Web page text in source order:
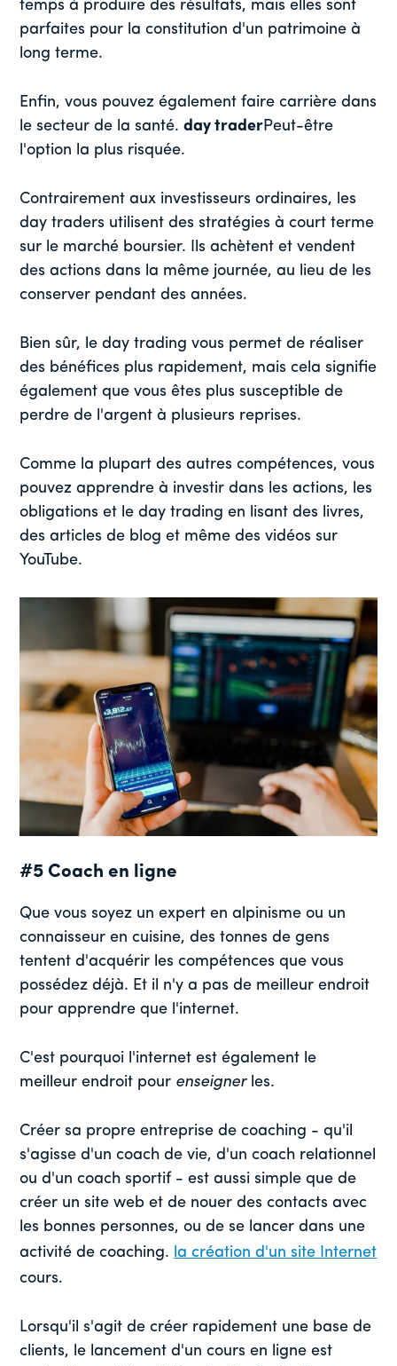
temps à produire des résultats, mais elles sont
parfaites pour la constitution d'un patrimoine à
long terme.
Enfin, vous pouvez également faire carrière dans
le secteur de la santé.day traderPeut-être
l'option la plus risquée.
Contrairement aux investisseurs ordinaires, les
day traders utilisent des stratégies à court terme
sur le marché boursier. Ils achètent et vendent
des actions dans la même journée, au lieu de les
conserver pendant des années.
Bien sûr, le day trading vous permet de réaliser
des bénéfices plus rapidement, mais cela signifie
également que vous êtes plus susceptible de
perdre de l'argent à plusieurs reprises.
Comme la plupart des autres compétences, vous
pouvez apprendre à investir dans les actions, les
obligations et le day trading en lisant des livres,
des articles de blog et même des vidéos sur
YouTube.
#5 Coach en ligne
Que vous soyez un expert en alpinisme ou un
connaisseur en cuisine, des tonnes de gens
tentent d'acquérir les compétences que vous
possédez déjà. Et il n'y a pas de meilleur endroit
pour apprendre que l'internet.
C'est pourquoi l'internet est également le
meilleur endroit pour enseignerles.
Créer sa propre entreprise de coaching - qu'il
s'agisse d'un coach de vie, d'un coach relationnel
ou d'un coach sportif - est aussi simple que de
créer un site web et de nouer des contacts avec
les bonnes personnes, ou de se lancer dans une
activité de coaching. la création d'un site Internet
cours.
Lorsqu'il s'agit de créer rapidement une base de
clients, le lancement d'un cours en ligne est